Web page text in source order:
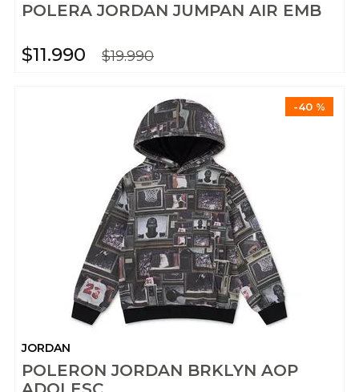
POLERA JORDAN JUMPAN AIR EMB
$11.990 $19.990
-40 %
JORDAN
POLERON JORDAN BRKLYN AOP